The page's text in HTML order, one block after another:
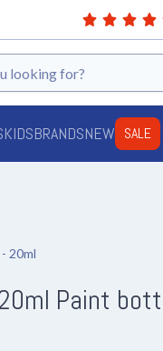
KIDSBRANDSNEW SALE
20ml
20ml Paint